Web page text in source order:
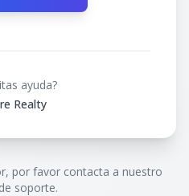
ayuda?
Realty
por favor contacta a nuestro
soporte.